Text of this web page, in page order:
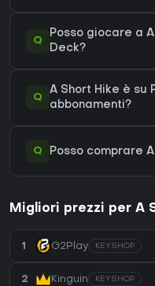
Q
Posso giocare a
Deck?
Q
A Short Hike è su
abbonamenti?
Q Posso comprare
Migliori prezzi per A
1 G2Play KEYSHOP
2 Kinguin KEYSHOP